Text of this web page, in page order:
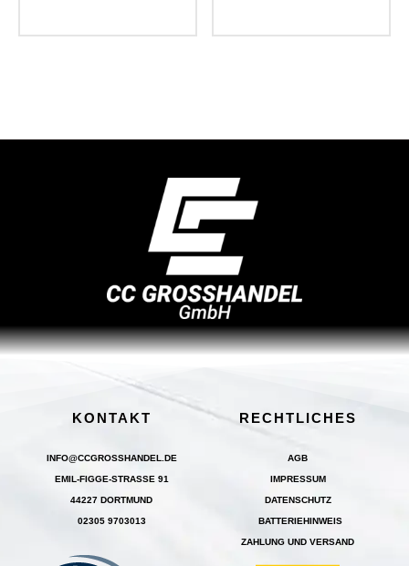
KONTAKT
INFO@CCGROSSHANDEL.DE
EMIL-FIGGE-STRASSE 91
44227 DORTMUND
02305 9703013
RECHTLICHES
AGB
IMPRESSUM
DATENSCHUTZ
BATTERIEHINWEIS
ZAHLUNG UND VERSAND